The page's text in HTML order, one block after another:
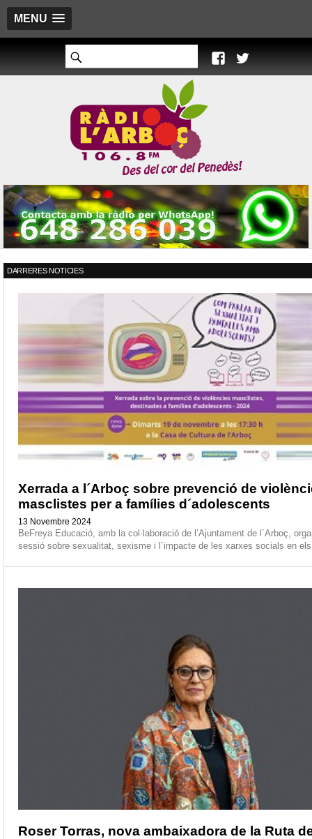
MENU
DARRERES NOTICIES
Xerrada a l´Arboç sobre prevenció de
masclistes per a famílies d´adolescents
13 Novembre 2024
BeFreya Educació, amb la col·laboració de l’Ajuntament de l´Arboç,
sessió sobre sexualitat, sexisme i l´impacte de les xarxes socials en
Roser Torras, nova ambaixadora de la Ruta